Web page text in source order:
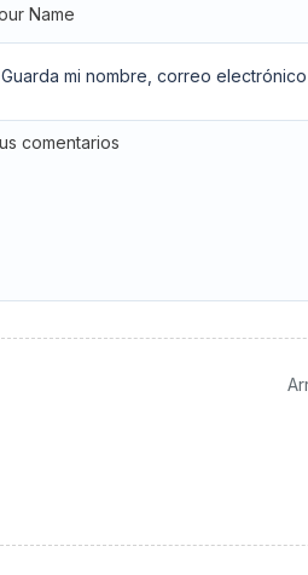
Guarda mi nombre, correo